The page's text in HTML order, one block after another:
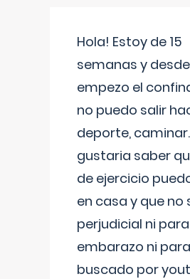
Hola! Estoy de 15
semanas y
empezo el
no puedo salir
deporte,
gustaria saber
de ejercicio
en casa y que no
perjudicial ni
embarazo ni
buscado por